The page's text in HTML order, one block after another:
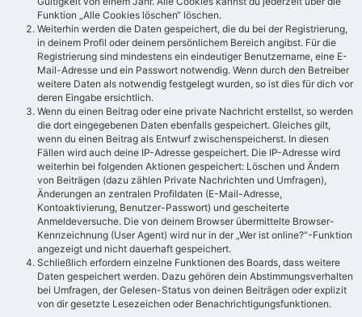
Funktion „Alle Cookies löschen“ löschen.
Weiterhin werden die Daten gespeichert, die du bei der Registrierung,
in deinem Profil oder deinem persönlichem Bereich angibst. Für die
Registrierung sind mindestens ein eindeutiger Benutzername, eine E-
Mail-Adresse und ein Passwort notwendig. Wenn durch den Betreiber
weitere Daten als notwendig festgelegt wurden, so ist dies für dich vor
deren Eingabe ersichtlich.
Wenn du einen Beitrag oder eine private Nachricht erstellst, so werden
die dort eingegebenen Daten ebenfalls gespeichert. Gleiches gilt,
wenn du einen Beitrag als Entwurf zwischenspeicherst. In diesen
Fällen wird auch deine IP-Adresse gespeichert. Die IP-Adresse wird
weiterhin bei folgenden Aktionen gespeichert: Löschen und Ändern
von Beiträgen (dazu zählen Private Nachrichten und Umfragen),
Änderungen an zentralen Profildaten (E-Mail-Adresse,
Kontoaktivierung, Benutzer-Passwort) und gescheiterte
Anmeldeversuche. Die von deinem Browser übermittelte Browser-
Kennzeichnung (User Agent) wird nur in der „Wer ist online?“-Funktion
angezeigt und nicht dauerhaft gespeichert.
Schließlich erfordern einzelne Funktionen des Boards, dass weitere
Daten gespeichert werden. Dazu gehören dein Abstimmungsverhalten
bei Umfragen, der Gelesen-Status von deinen Beiträgen oder explizit
von dir gesetzte Lesezeichen oder Benachrichtigungsfunktionen.